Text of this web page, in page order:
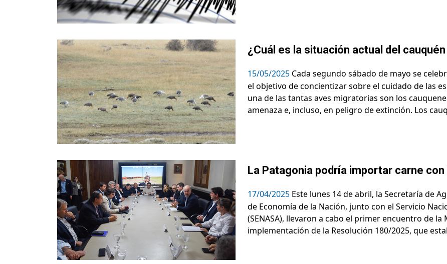
¿Cuál es la situación actual del
15/05/2025 Cada segundo sábado de mayo se
el objetivo de concientizar sobre el cuidado de las
una de las tantas aves migratorias son los
amenaza e, incluso, en peligro de extinción. Los
La Patagonia podría importar carne con
17/04/2025 Este lunes 14 de abril, la Secretaría de
de Economía de la Nación, junto con el Servicio
(SENASA), llevaron a cabo el primer encuentro de
implementación de la Resolución 180/2025, que